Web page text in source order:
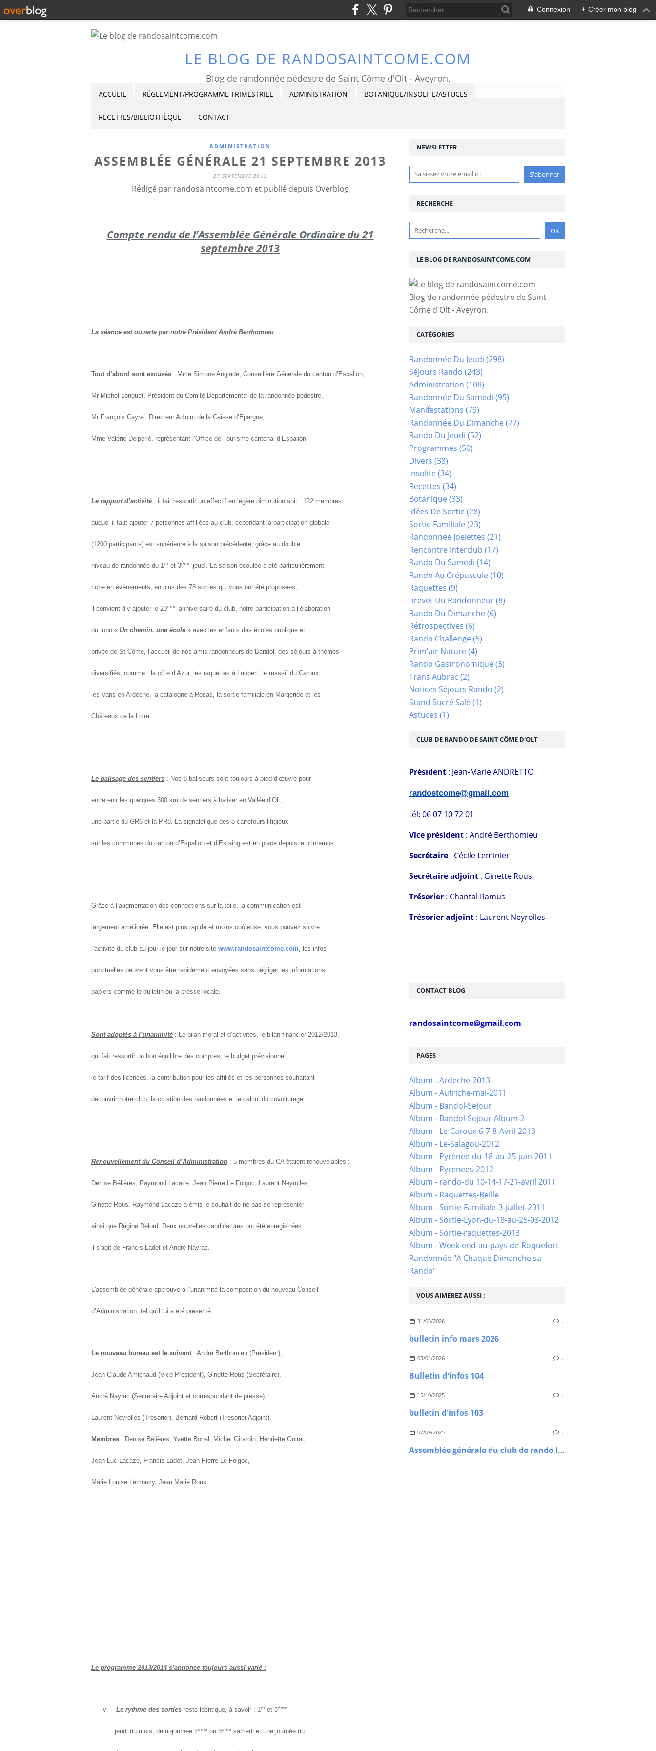
Connexion + Créer mon blog
LE BLOG DE RANDOSAINTCOME.COM
Blog de randonnée pédestre de Saint Côme d'Olt - Aveyron.
ACCUEIL RÉGLEMENT/PROGRAMME TRIMESTRIEL ADMINISTRATION BOTANIQUE/INSOLITE/ASTUCES
RECETTES/BIBLIOTHÈQUE CONTACT
ADMINISTRATION
ASSEMBLÉE GÉNÉRALE 21 SEPTEMBRE 2013
27 SEPTEMBRE 2013
Rédigé par randosaintcome.com et publié depuis Overblog
Compte rendu de l’Assemblée Générale Ordinaire du 21
septembre 2013
La séance est ouverte par notre Président André Berthomieu.
Tout d’abord sont excusés : Mme Simone Anglade, Conseillère Générale du canton d’Espalion,
Mr Michel Longuet, Président du Comité Départemental de la randonnée pédestre,
Mr François Cayrel, Directeur Adjoint de la Caisse d’Epargne,
Mme Valérie Delpérié, représentant l’Office de Tourisme cantonal d’Espalion,
Le rapport d’activité : il fait ressortir un effectif en légère diminution soit : 122 membres
auquel il faut ajouter 7 personnes affiliées au club, cependant la participation globale
(1200 participants) est supérieure à la saison précédente, grâce au double
niveau de randonnée du 1er et 3ème jeudi. La saison écoulée a été particulièrement
riche en évènements, en plus des 78 sorties qui vous ont été proposées,
il convient d’y ajouter le 20ème anniversaire du club, notre participation à l’élaboration
du topo « Un chemin, une école » avec les enfants des écoles publique et
privée de St Côme, l’accueil de nos amis randonneurs de Bandol, des séjours à thèmes
diversifiés, comme : la côte d’Azur, les raquettes à Laubert, le massif du Caroux,
les Vans en Ardèche, la catalogne à Rosas, la sortie familiale en Margeride et les
Châteaux de la Loire.
Le balisage des sentiers : Nos 8 baliseurs sont toujours à pied d’œuvre pour
entretenir les quelques 300 km de sentiers à baliser en Vallée d’Olt,
une partie du GR6 et la PR8. La signalétique des 8 carrefours litigieux
sur les communes du canton d’Espalion et d’Estaing est en place depuis le printemps.
Grâce à l’augmentation des connections sur la toile, la communication est
largement améliorée. Elle est plus rapide et moins coûteuse, vous pouvez suivre
l’activité du club au jour le jour sur notre site www.randosaintcome.com, les infos
ponctuelles peuvent vous être rapidement envoyées sans négliger les informations
papiers comme le bulletin ou la presse locale.
Sont adoptés à l’unanimité : Le bilan moral et d’activités, le bilan financier 2012/2013,
qui fait ressortir un bon équilibre des comptes, le budget prévisionnel,
le tarif des licences, la contribution pour les affiliés et les personnes souhaitant
découvrir notre club, la cotation des randonnées et le calcul du covoiturage.
Renouvellement du Conseil d’Administration : 5 membres du CA étaient renouvelables :
Denise Bélières, Raymond Lacaze, Jean Pierre Le Folgoc, Laurent Neyrolles,
Ginette Rous. Raymond Lacaze a émis le souhait de ne pas se représenter
ainsi que Régine Delord. Deux nouvelles candidatures ont été enregistrées,
il s’agit de Francis Ladet et André Nayrac.
L'assemblée générale approuve à l’unanimité la composition du nouveau Conseil
d’Administration, tel qu'il lui a été présenté.
Le nouveau bureau est le suivant : André Berthomieu (Président),
Jean Claude Amichaud (Vice-Président), Ginette Rous (Secrétaire),
André Nayrac (Secrétaire Adjoint et correspondant de presse),
Laurent Neyrolles (Trésorier), Bernard Robert (Trésorier Adjoint).
Membres : Denise Bélières, Yvette Bonal, Michel Girardin, Henriette Guiral,
Jean Luc Lacaze, Francis Ladet, Jean-Pierre Le Folgoc,
Marie Louise Lemouzy, Jean Marie Rous.
Le programme 2013/2014 s’annonce toujours aussi varié :
v Le rythme des sorties reste identique, à savoir : 1er et 3ème
jeudi du mois, demi-journée 2ème ou 3ème samedi et une journée du
NEWSLETTER
RECHERCHE
LE BLOG DE RANDOSAINTCOME.COM
Blog de randonnée pédestre de Saint
Côme d'Olt - Aveyron.
VOUS AIMEREZ AUSSI :
31/03/2026 …
bulletin info mars 2026
03/01/2026 …
Bulletin d'infos 104
15/10/2025 …
bulletin d'infos 103
07/09/2025 …
Assemblée générale du club de rando le SAMEDI 27 SEPTEMBRE à 17h30
PAGES
Album - Ardeche-2013
Album - Autriche-mai-2011
Album - Bandol-Sejour
Album - Bandol-Sejour-Album-2
Album - Le-Caroux-6-7-8-Avril-2013
Album - Le-Salagou-2012
Album - Pyrénee-du-18-au-25-juin-2011
Album - Pyrenees-2012
Album - rando-du 10-14-17-21-avril 2011
Album - Raquettes-Beille
Album - Sortie-Familiale-3-juillet-2011
Album - Sortie-Lyon-du-18-au-25-03-2012
Album - Sortie-raquettes-2013
Album - Week-end-au-pays-de-Roquefort
Randonnée "A Chaque Dimanche sa
Rando"
CATÉGORIES
Randonnée Du Jeudi (298)
Séjours Rando (243)
Administration (108)
Randonnée Du Samedi (95)
Manifestations (79)
Randonnée Du Dimanche(77)
Rando Du Jeudi (52)
Programmes (50)
Divers (38)
Insolite(34)
Recettes (34)
Botanique(33)
Idées De Sortie(28)
Sortie Familiale(23)
Randonnée Joelettes (21)
Rencontre Interclub (17)
Rando Du Samedi (14)
Rando Au Crépuscule(10)
Raquettes (9)
Brevet Du Randonneur(8)
Rando Du Dimanche(6)
Rétrospectives (6)
Rando Challenge(5)
Prim'air Nature(4)
Rando Gastronomique(3)
Trans Aubrac (2)
Notices Séjours Rando (2)
Stand Sucré Salé(1)
Astuces (1)
CLUB DE RANDO DE SAINT CÔME D'OLT
Président : Jean-Marie ANDRETTO
randostcome@gmail.com
tél: 06 07 10 72 01
Vice président : André Berthomieu
Secrétaire : Cécile Leminier
Secrétaire adjoint : Ginette Rous
Trésorier : Chantal Ramus
Trésorier adjoint : Laurent Neyrolles
CONTACT BLOG
randosaintcome@gmail.com